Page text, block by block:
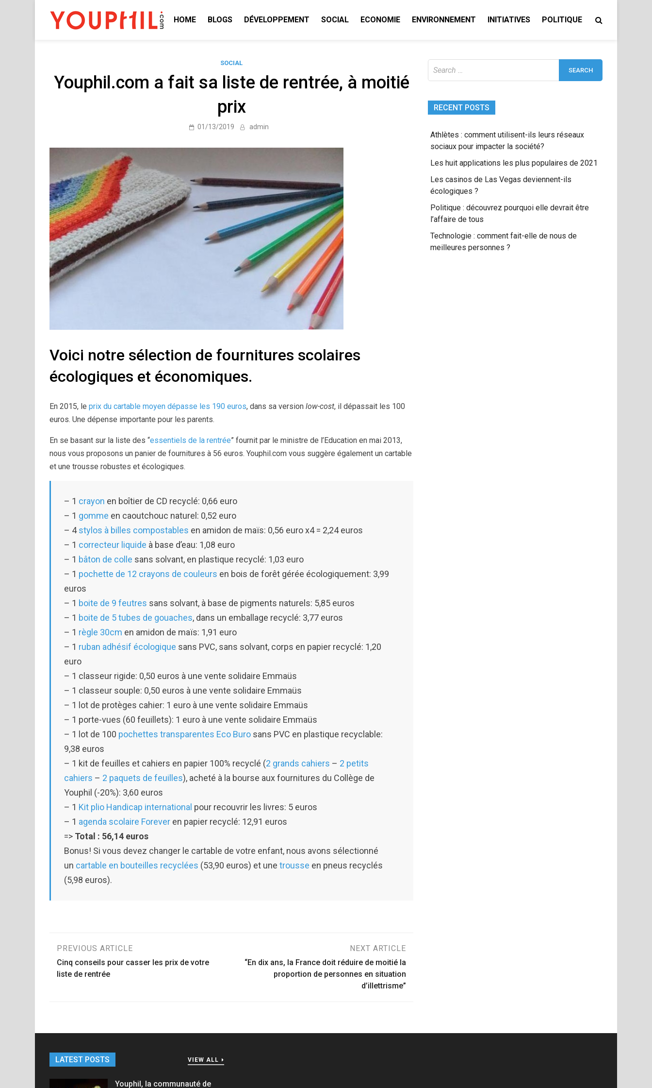
content
youphil.com
HOME BLOGS DÉVELOPPEMENT SOCIAL ECONOMIE ENVIRONNEMENT INITIATIVES POLITIQUE
SOCIAL
Youphil.com a fait sa liste de rentrée, à moitié
prix
01/13/2019 admin
Voici notre sélection de fournitures scolaires
écologiques et économiques.
En 2015, le prix du cartable moyen dépasse les 190 euros, dans sa version low-cost, il dépassait les 100
euros. Une dépense importante pour les parents.
En se basant sur la liste des “essentiels de la rentrée” fournit par le ministre de l’Education en mai 2013,
nous vous proposons un panier de fournitures à 56 euros. Youphil.com vous suggère également un cartable
et une trousse robustes et écologiques.
– 1 crayon en boîtier de CD recyclé: 0,66 euro
– 1 gomme en caoutchouc naturel: 0,52 euro
– 4stylos à billes compostables en amidon de maïs: 0,56 euro x4 = 2,24 euros
– 1 correcteur liquide à base d’eau: 1,08 euro
– 1 bâton de colle sans solvant, en plastique recyclé: 1,03 euro
– 1 pochette de 12 crayons de couleurs en bois de forêt gérée écologiquement: 3,99
euros
– 1 boite de 9 feutres sans solvant, à base de pigments naturels: 5,85 euros
– 1 boite de 5 tubes de gouaches, dans un emballage recyclé: 3,77 euros
– 1 règle 30cm en amidon de maïs: 1,91 euro
– 1 ruban adhésif écologique sans PVC, sans solvant, corps en papier recyclé: 1,20
euro
– 1 classeur rigide: 0,50 euros à une vente solidaire Emmaüs
– 1 classeur souple: 0,50 euros à une vente solidaire Emmaüs
– 1 lot de protèges cahier: 1 euro à une vente solidaire Emmaüs
– 1 porte-vues (60 feuillets): 1 euro à une vente solidaire Emmaüs
– 1 lot de 100 pochettes transparentes Eco Buro sans PVC en plastique recyclable:
9,38 euros
– 1 kit de feuilles et cahiers en papier 100% recyclé (2 grands cahiers – 2 petits
cahiers – 2 paquets de feuilles), acheté à la bourse aux fournitures du Collège de
Youphil (-20%): 3,60 euros
– 1 Kit plio Handicap international pour recouvrir les livres: 5 euros
– 1 agenda scolaire Forever en papier recyclé: 12,91 euros
=> Total : 56,14 euros
Bonus! Si vous devez changer le cartable de votre enfant, nous avons sélectionné
un cartable en bouteilles recyclées (53,90 euros) et une trousse en pneus recyclés
(5,98 euros).
Post
navigation
PREVIOUS ARTICLE
Cinq conseils pour casser les prix de votre
liste de rentrée
NEXT ARTICLE
“En dix ans, la France doit réduire de moitié la
proportion de personnes en situation
d’illettrisme”
RECENT POSTS
Athlètes : comment utilisent-ils leurs réseaux
sociaux pour impacter la société?
Les huit applications les plus populaires de 2021
Les casinos de Las Vegas deviennent-ils
écologiques ?
Politique : découvrez pourquoi elle devrait être
l’affaire de tous
Technologie : comment fait-elle de nous de
meilleures personnes ?
LATEST POSTS VIEW ALL
Youphil, la communauté de